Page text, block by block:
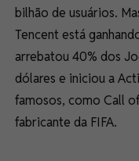
bilhão de usuários.
Tencent está
arrebatou 40% dos
dólares e iniciou a
famosos, como Call
fabricante da FIFA.